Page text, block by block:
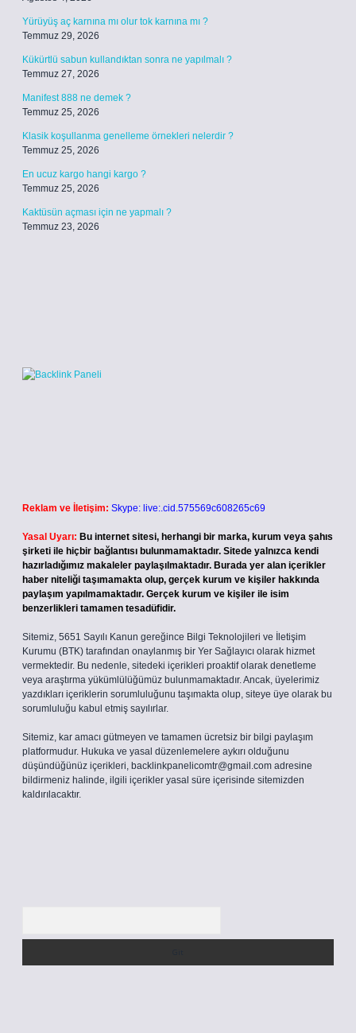
Yürüyüş aç karnına mı olur tok karnına mı ?
Temmuz 29, 2026
Kükürtlü sabun kullandıktan sonra ne yapılmalı ?
Temmuz 27, 2026
Manifest 888 ne demek ?
Temmuz 25, 2026
Klasik koşullanma genelleme örnekleri nelerdir ?
Temmuz 25, 2026
En ucuz kargo hangi kargo ?
Temmuz 25, 2026
Kaktüsün açması için ne yapmalı ?
Temmuz 23, 2026
Reklam ve İletişim: Skype: live:.cid.575569c608265c69
Yasal Uyarı: Bu internet sitesi, herhangi bir marka, kurum veya şahıs
şirketi ile hiçbir bağlantısı bulunmamaktadır. Sitede yalnızca kendi
hazırladığımız makaleler paylaşılmaktadır. Burada yer alan içerikler
haber niteliği taşımamakta olup, gerçek kurum ve kişiler hakkında
paylaşım yapılmamaktadır. Gerçek kurum ve kişiler ile isim
benzerlikleri tamamen tesadüfidir.
Sitemiz, 5651 Sayılı Kanun gereğince Bilgi Teknolojileri ve İletişim
Kurumu (BTK) tarafından onaylanmış bir Yer Sağlayıcı olarak hizmet
vermektedir. Bu nedenle, sitedeki içerikleri proaktif olarak denetleme
veya araştırma yükümlülüğümüz bulunmamaktadır. Ancak, üyelerimiz
yazdıkları içeriklerin sorumluluğunu taşımakta olup, siteye üye olarak bu
sorumluluğu kabul etmiş sayılırlar.
Sitemiz, kar amacı gütmeyen ve tamamen ücretsiz bir bilgi paylaşım
platformudur. Hukuka ve yasal düzenlemelere aykırı olduğunu
düşündüğünüz içerikleri, backlinkpanelicomtr@gmail.com adresine
bildirmeniz halinde, ilgili içerikler yasal süre içerisinde sitemizden
kaldırılacaktır.